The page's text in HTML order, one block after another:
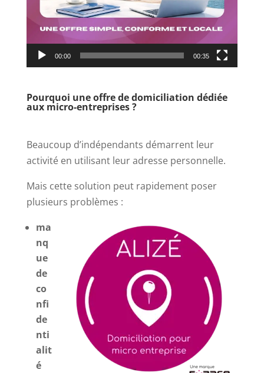
00:00 00:35
Pourquoi une offre de domiciliation dédiée
aux micro-entreprises ?
Beaucoup d’indépendants démarrent leur
activité en utilisant leur adresse personnelle.
Mais cette solution peut rapidement poser
plusieurs problèmes :
ma
nq
ue
de
co
nfi
de
nti
alit
é